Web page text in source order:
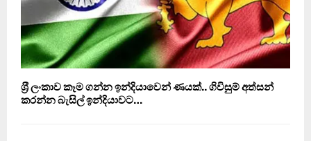
ශ‍්‍රී ලංකාව කෑම ගන්න ඉන්දියාවෙන් ණයක්.. ගිවිසුම් අත්සන්
කරන්න බැසිල් ඉන්දියාවට…